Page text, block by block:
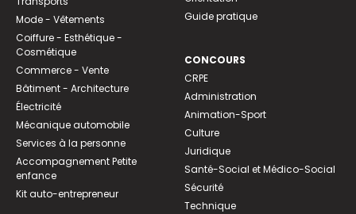
Mode - Vêtements
Coiffure - Esthétique -
Cosmétique
Commerce - Vente
Bâtiment - Architecture
Électricité
Mécanique automobile
Services à la personne
Accompagnement Petite
enfance
Kit auto-entrepreneur
Guide pratique
CONCOURS
CRPE
Administration
Animation-Sport
Culture
Juridique
Santé-Social et Médico-Social
Sécurité
Technique